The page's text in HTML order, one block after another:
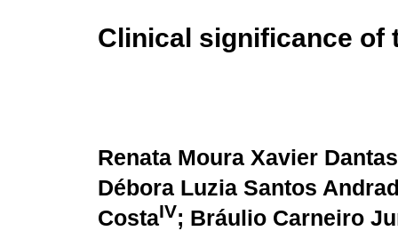
Clinical significance of
Renata Moura Xavier Dantas
Débora Luzia Santos
CostaIV; Bráulio Carneiro